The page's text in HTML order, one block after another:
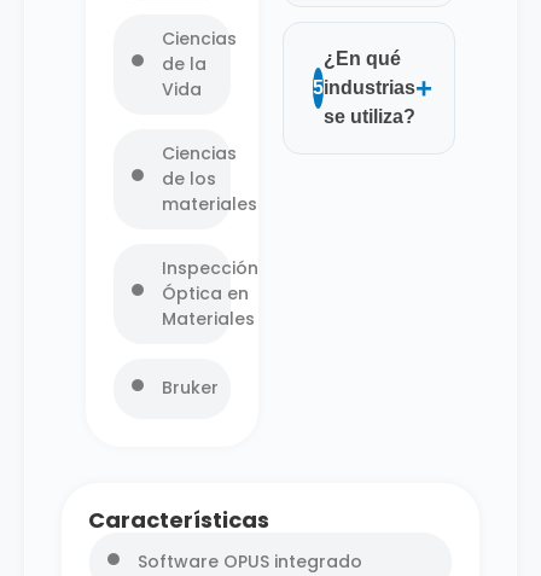
Ciencias
de la
Vida
Ciencias
de los
materiales
Inspección
Óptica en
Materiales
Bruker
5
¿En qué
industrias
se utiliza?
+
Características
Software OPUS integrado